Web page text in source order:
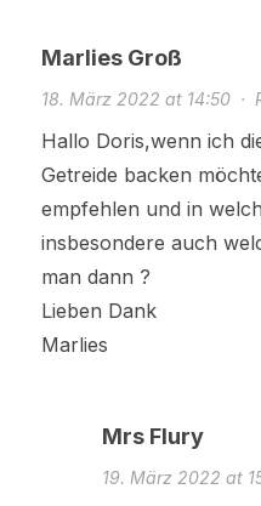
Marlies Groß
18. März 2022 at 14:50·
Hallo Doris,wenn ich
Getreide backen
empfehlen und in
insbesondere auch
man dann ?
Lieben Dank
Marlies
Mrs Flury
19. März 2022 at